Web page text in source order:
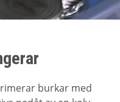
burkar med